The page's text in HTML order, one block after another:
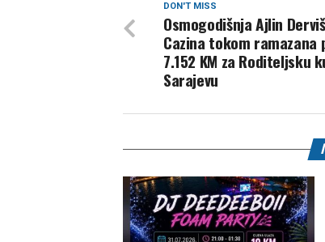
DON'T MISS
Osmogodišnja Ajlin
Cazina tokom ramazana
7.152 KM za Roditeljsku
Sarajevu